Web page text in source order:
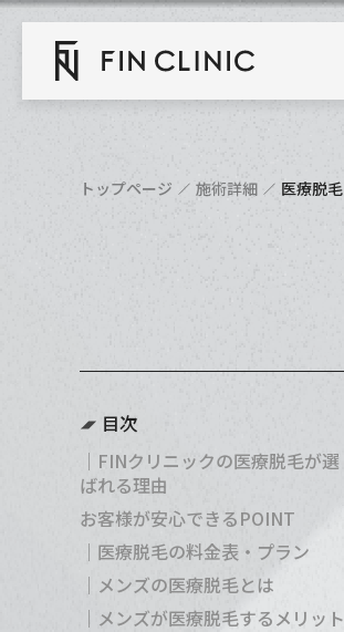
トップページ 施術詳細 医療脱毛
目次
｜FINクリニックの医療脱毛が選
ばれる理由
お客様が安心できるPOINT
｜医療脱毛の料金表・プラン
｜メンズの医療脱毛とは
｜メンズが医療脱毛するメリット